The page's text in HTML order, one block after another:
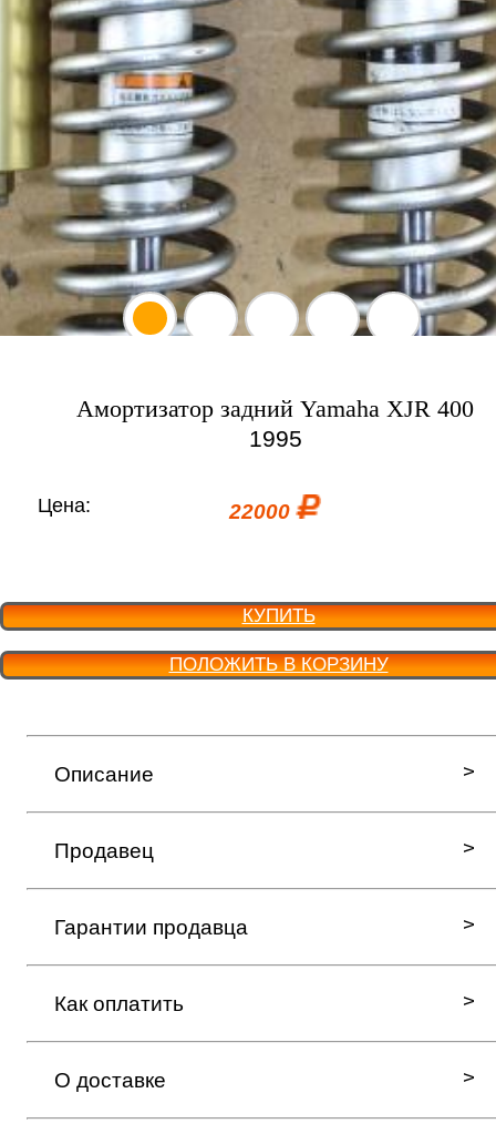
Амортизатор задний Yamaha XJR 400
1995
Цена: 22000
КУПИТЬ
ПОЛОЖИТЬ В КОРЗИНУ
Описание
Продавец
Гарантии продавца
Как оплатить
О доставке